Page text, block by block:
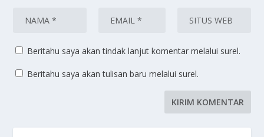
Beritahu saya akan tindak lanjut komentar melalui surel.
Beritahu saya akan tulisan baru melalui surel.